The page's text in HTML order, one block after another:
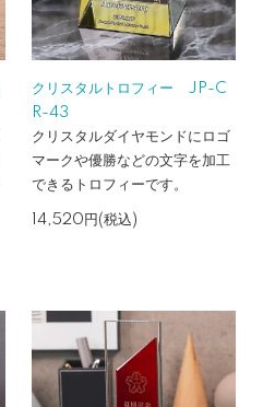
クリスタルトロフィー JP-C
R-43
クリスタルダイヤモンドにロゴ
マークや優勝などの文字を加工
できるトロフィーです。
14,520円(税込)